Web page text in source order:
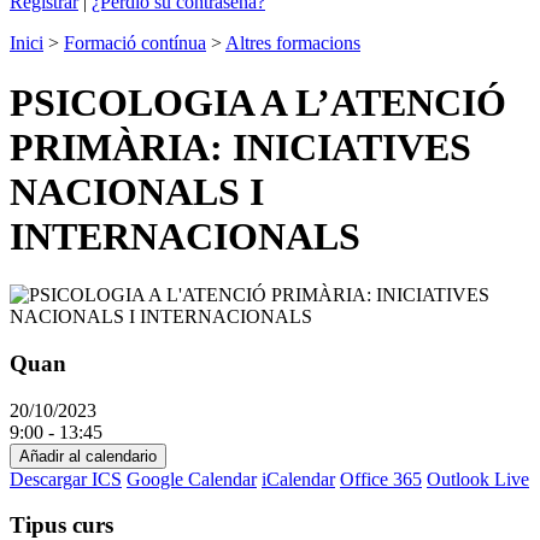
Inici > Formació contínua > Altres formacions
PSICOLOGIA A L’ATENCIÓ
PRIMÀRIA: INICIATIVES
NACIONALS I
INTERNACIONALS
Quan
20/10/2023
9:00 - 13:45
Añadir al calendario
Descargar ICS Google Calendar iCalendar Office 365 Outlook Live
Tipus curs